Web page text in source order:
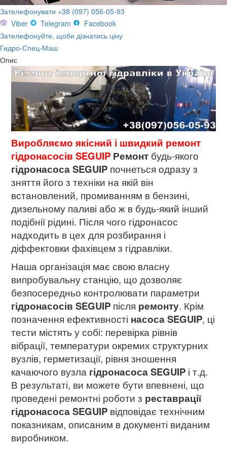
Зателефонувати +38 (097) 056-05-93
Viber
Telegram
Facebook
Зателефонуйте, щоби дізнатись ціну
Гидро-Спец-Маш
Опис
Виробляємо якісний і швидкий ремонт
гідронасосів SEGUIP Ремонт будь-якого
гідронасосаSEGUIP почнеться одразу з
зняття його з техніки на якій він
встановлений, промиванням в бензині,
дизельному паливі або ж в будь-який інший
подібнії рідині. Після чого гідронасос
надходить в цех для розбирання і
діффектовки фахівцем з гідравліки.
Наша організація має свою власну
випробувальну станцію, що дозволяє
безпосередньо контролювати параметри
гідронасосів SEGUIP після ремонту. Крім
позначення ефективності насоса SEGUIP, ці
тести містять у собі: перевірка рівнів
вібрації, температури окремих структурних
вузлів, герметизації, рівня зношення
качаючого вузла гідронасоса SEGUIP і т.д.
В результаті, ви можете бути впевнені, що
проведені ремонтні роботи з реставрації
гідронасоса SEGUIP відповідає технічним
показникам, описаним в документі виданим
виробником.